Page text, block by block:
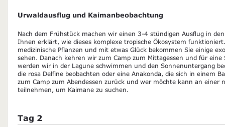
Urwaldausflug und Kaimanbeobachtung
Nach dem Frühstück machen wir einen 3-4 stündigen Ausflug in
Ihnen erklärt, wie dieses komplexe tropische Ökosystem
medizinische Pflanzen und mit etwas Glück bekommen Sie einige
sehen. Danach kehren wir zum Camp zum Mittagessen und für
werden wir in der Lagune schwimmen und den Sonnenuntergang
die rosa Delfine beobachten oder eine Anakonda, die sich in einem
zum Camp zum Abendessen zurück und wer möchte kann an einer
teilnehmen, um Kaimane zu suchen.
Tag 2